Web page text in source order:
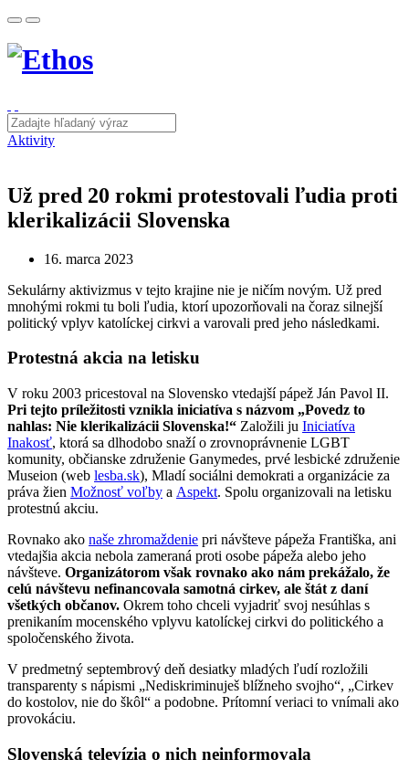
Aktivity
Už pred 20 rokmi protestovali ľudia proti
klerikalizácii Slovenska
16. marca 2023
Sekulárny aktivizmus v tejto krajine nie je ničím novým. Už pred
mnohými rokmi tu boli ľudia, ktorí upozorňovali na čoraz silnejší
politický vplyv katolíckej cirkvi a varovali pred jeho následkami.
Protestná akcia na letisku
V roku 2003 pricestoval na Slovensko vtedajší pápež Ján Pavol II.
Pri tejto príležitosti vznikla iniciatíva s názvom „Povedz to
nahlas: Nie klerikalizácii Slovenska!“ Založili ju Iniciatíva
Inakosť, ktorá sa dlhodobo snaží o zrovnoprávnenie LGBT
komunity, občianske združenie Ganymedes, prvé lesbické združenie
Museion (web lesba.sk), Mladí sociálni demokrati a organizácie za
práva žien Možnosť voľby a Aspekt. Spolu organizovali na letisku
protestnú akciu.
Rovnako ako naše zhromaždenie pri návšteve pápeža Františka, ani
vtedajšia akcia nebola zameraná proti osobe pápeža alebo jeho
návšteve. Organizátorom však rovnako ako nám prekážalo, že
celú návštevu nefinancovala samotná cirkev, ale štát z daní
všetkých občanov. Okrem toho chceli vyjadriť svoj nesúhlas s
prenikaním mocenského vplyvu katolíckej cirkvi do politického a
spoločenského života.
V predmetný septembrový deň desiatky mladých ľudí rozložili
transparenty s nápismi „Nediskriminuješ blížneho svojho“, „Cirkev
do kostolov, nie do škôl“ a podobne. Prítomní veriaci to vnímali ako
provokáciu.
Slovenská televízia o nich neinformovala